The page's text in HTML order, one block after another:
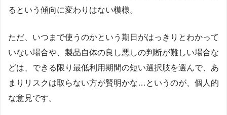
るという傾向に変わりはない模様。
ただ、いつまで使うのかという期日がはっきりとわかって
いない場合や、製品自体の良し悪しの判断が難しい場合な
どは、できる限り最低利用期間の短い選択肢を選んで、あ
まりリスクは取らない方が賢明かな…というのが、個人的
な意見です。